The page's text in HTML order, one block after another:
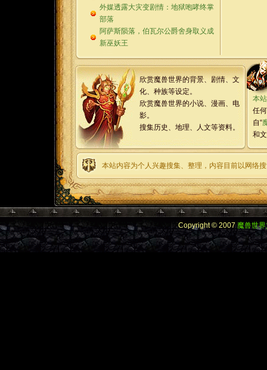
外媒透露大灾变剧情：地狱咆哮终掌
部落
阿萨斯陨落，伯瓦尔公爵舍身取义成
新巫妖王
欣赏魔兽世界的背景、剧情、文
化、种族等设定。
欣赏魔兽世界的小说、漫画、电
影。
搜集历史、地理、人文等资料。
本站
任
自“
和
本站内容为个人兴趣搜集、整理，内容目前以网络
Copyright © 2007魔兽世